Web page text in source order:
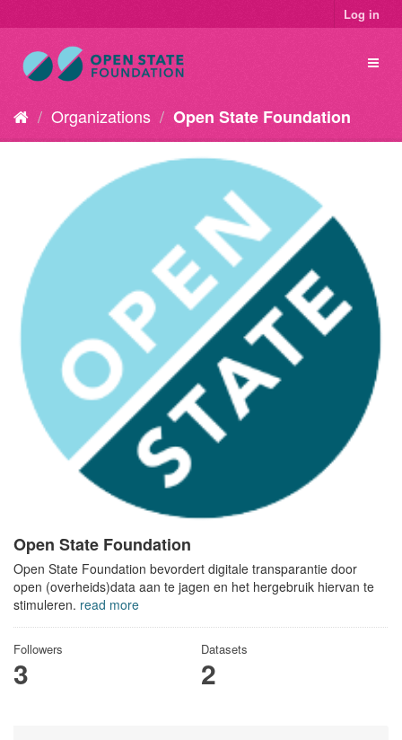
Log in
Organizations Open State Foundation
Open State Foundation
Open State Foundation bevordert digitale transparantie door
open (overheids)data aan te jagen en het hergebruik hiervan te
stimuleren. read more
Followers
3
Datasets
2